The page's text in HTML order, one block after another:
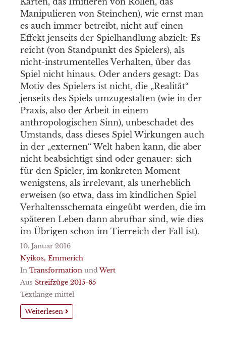
Manipulieren von Steinchen), wie ernst man
es auch immer betreibt, nicht auf einen
Effekt jenseits der Spielhandlung abzielt: Es
reicht (von Standpunkt des Spielers), als
nicht-instrumentelles Verhalten, über das
Spiel nicht hinaus. Oder anders gesagt: Das
Motiv des Spielers ist nicht, die „Realität“
jenseits des Spiels umzugestalten (wie in der
Praxis, also der Arbeit in einem
anthropologischen Sinn), unbeschadet des
Umstands, dass dieses Spiel Wirkungen auch
in der „externen“ Welt haben kann, die aber
nicht beabsichtigt sind oder genauer: sich
für den Spieler, im konkreten Moment
wenigstens, als irrelevant, als unerheblich
erweisen (so etwa, dass im kindlichen Spiel
Verhaltensschemata eingeübt werden, die im
späteren Leben dann abrufbar sind, wie dies
im Übrigen schon im Tierreich der Fall ist).
10. Januar 2016
Nyikos, Emmerich
In Transformation undWert
Aus Streifzüge 2015-65
Textlänge mittel
Weiterlesen